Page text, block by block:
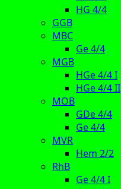
HG 4/4
GGB
MBC
Ge 4/4
MGB
HGe 4/4 I
HGe 4/4 II
MOB
GDe 4/4
Ge 4/4
MVR
Hem 2/2
RhB
Ge 4/4 I